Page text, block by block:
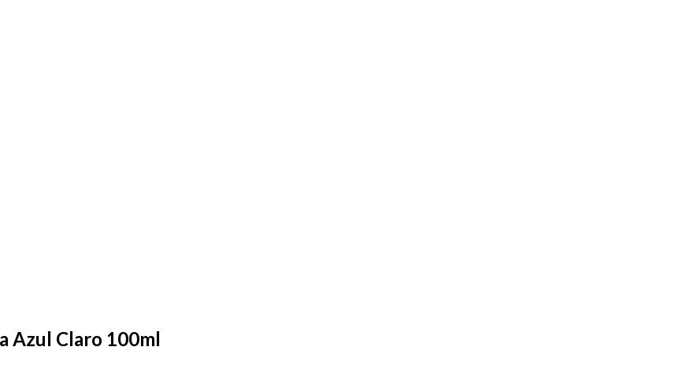
Azul Claro 100ml